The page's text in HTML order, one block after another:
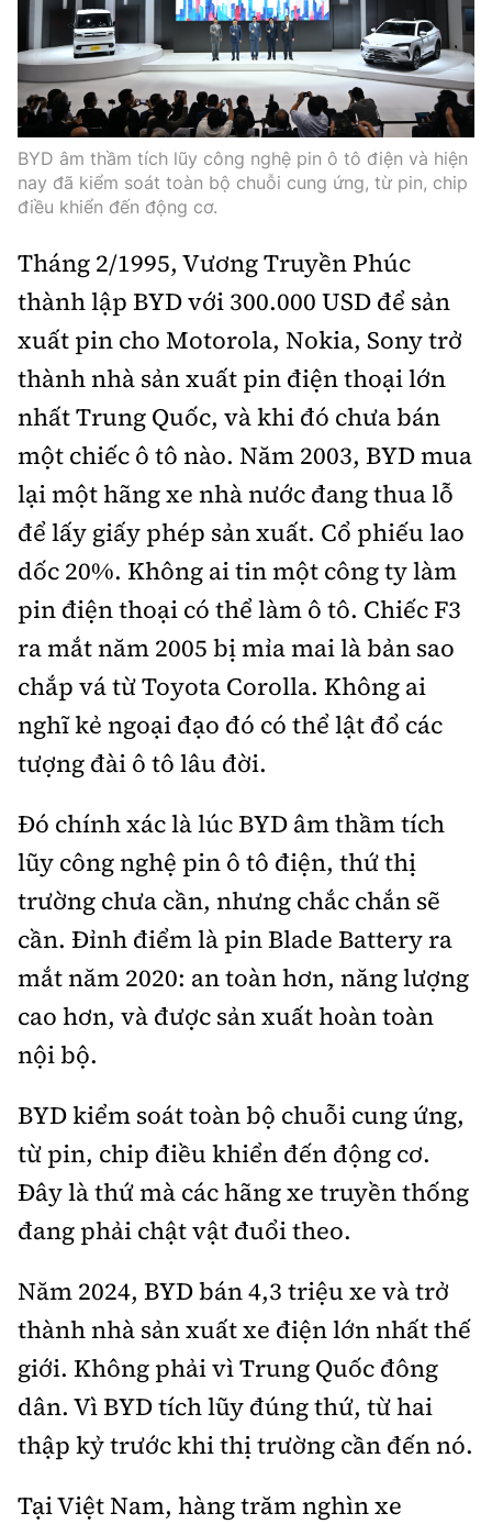
BYD âm thầm tích lũy công nghệ pin ô tô điện và hiện
nay đã kiểm soát toàn bộ chuỗi cung ứng, từ pin, chip
điều khiển đến động cơ.
Tháng 2/1995, Vương Truyền Phúc
thành lập BYD với 300.000 USD để sản
xuất pin cho Motorola, Nokia, Sony trở
thành nhà sản xuất pin điện thoại lớn
nhất Trung Quốc, và khi đó chưa bán
một chiếc ô tô nào. Năm 2003, BYD mua
lại một hãng xe nhà nước đang thua lỗ
để lấy giấy phép sản xuất. Cổ phiếu lao
dốc 20%. Không ai tin một công ty làm
pin điện thoại có thể làm ô tô. Chiếc F3
ra mắt năm 2005 bị mỉa mai là bản sao
chắp vá từ Toyota Corolla. Không ai
nghĩ kẻ ngoại đạo đó có thể lật đổ các
tượng đài ô tô lâu đời.
Đó chính xác là lúc BYD âm thầm tích
lũy công nghệ pin ô tô điện, thứ thị
trường chưa cần, nhưng chắc chắn sẽ
cần. Đỉnh điểm là pin Blade Battery ra
mắt năm 2020: an toàn hơn, năng lượng
cao hơn, và được sản xuất hoàn toàn
nội bộ.
BYD kiểm soát toàn bộ chuỗi cung ứng,
từ pin, chip điều khiển đến động cơ.
Đây là thứ mà các hãng xe truyền thống
đang phải chật vật đuổi theo.
Năm 2024, BYD bán 4,3 triệu xe và trở
thành nhà sản xuất xe điện lớn nhất thế
giới. Không phải vì Trung Quốc đông
dân. Vì BYD tích lũy đúng thứ, từ hai
thập kỷ trước khi thị trường cần đến nó.
Tại Việt Nam, hàng trăm nghìn xe